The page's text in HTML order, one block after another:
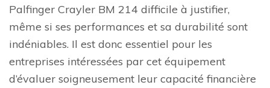
Palfinger Crayler BM 214 difficile à justifier,
même si ses performances et sa durabilité sont
indéniables. Il est donc essentiel pour les
entreprises intéressées par cet équipement
d’évaluer soigneusement leur capacité financière